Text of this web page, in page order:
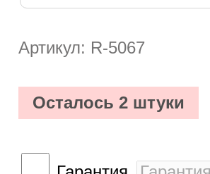
Артикул: R-5067
Осталось 2 штуки